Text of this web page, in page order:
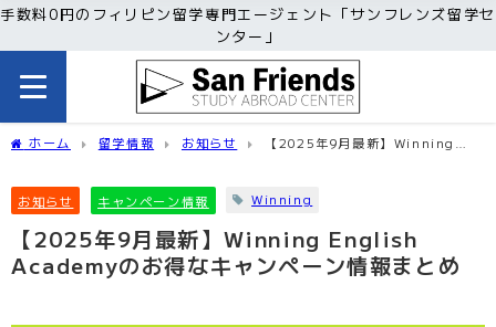
手数料0円のフィリピン留学専門エージェント「サンフレンズ留学セ
ンター」
ホーム 留学情報 お知らせ
【2025年9月最新】Winning
お知らせ キャンペーン情報 Winning
【2025年9月最新】Winning English
Academyのお得なキャンペーン情報まとめ